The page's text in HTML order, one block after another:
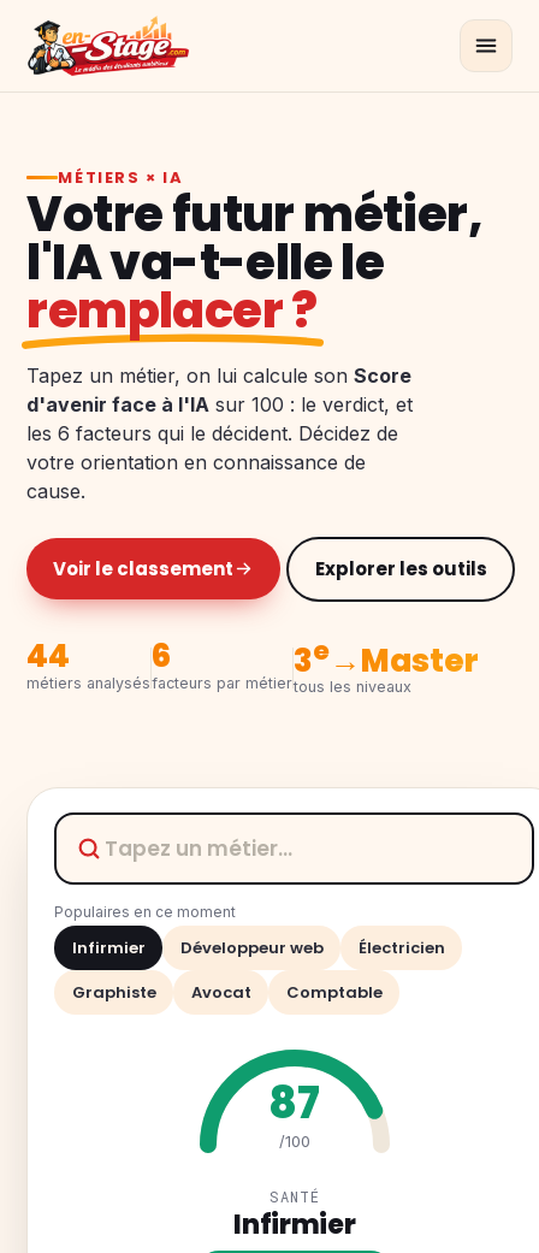
MÉTIERS × IA
Votre futur métier,
l'IA va-t-elle le
remplacer ?
Tapez un métier, on lui calcule sonScore
d'avenir face à l'IA sur 100 : le verdict, et
les 6 facteurs qui le décident. Décidez de
votre orientation en connaissance de
cause.
Voir le classement Explorer les outils
44
métiers analysés
6
facteurs par métier
3e→Master
tous les niveaux
Populaires en ce moment
Infirmier Développeur web
Électricien
Graphiste
Avocat Comptable
87
/100
SANTÉ
Infirmier